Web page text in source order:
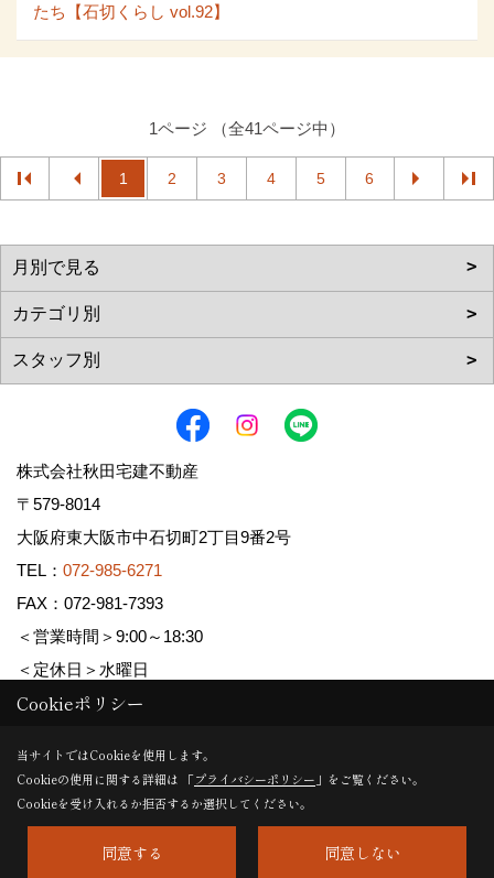
たち【石切くらし vol.92】
1ページ （全41ページ中）
1 2 3 4 5 6
株式会社秋田宅建不動産
〒579-8014
大阪府東大阪市中石切町2丁目9番2号
TEL： 072-985-6271
FAX：072-981-7393
＜営業時間＞9:00～18:30
＜定休日＞水曜日
Copyright (c) AKITA TAKKEN FUDOUSAN Co.,Ltd. All Rights Reserved.
Produced byゴデスクリエイト
Cookieポリシー
当サイトではCookieを使用します。
Cookieの使用に関する詳細は 「プライバシーポリシー 」をご覧ください。
Cookieを受け入れるか拒否するか選択してください。
同意する 同意しない